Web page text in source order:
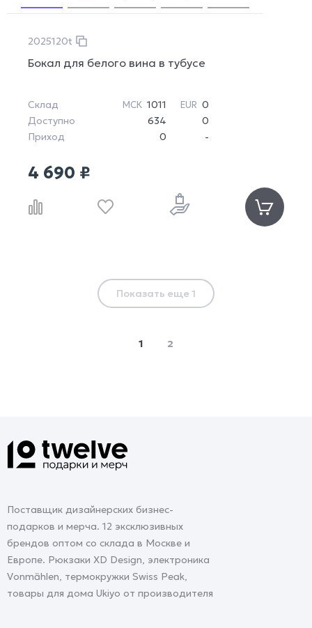
2025120t
Бокал для белого вина в тубусе
Склад МСК 1011 EUR 0
Доступно
634
0
Приход
0 -
4 690 ₽
Показать еще 1
1 2
Поставщик дизайнерских бизнес-
подарков и мерча. 12 эксклюзивных
брендов оптом со склада в Москве и
Европе. Рюкзаки XD Design, электроника
Vonmählen, термокружки Swiss Peak,
товары для дома Ukiyo от производителя